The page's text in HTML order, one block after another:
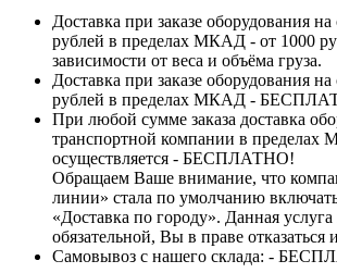
Доставка при заказе оборудования
рублей в пределах МКАД - от 1000
зависимости от веса и объёма груза.
Доставка при заказе оборудования
рублей в пределах МКАД -
При любой сумме заказа доставка
транспортной компании в
осуществляется - БЕСПЛАТНО!
Обращаем Ваше внимание, что
линии» стала по умолчанию
«Доставка по городу». Данная услуга
обязательной, Вы в праве отказаться
Самовывоз с нашего склада: -